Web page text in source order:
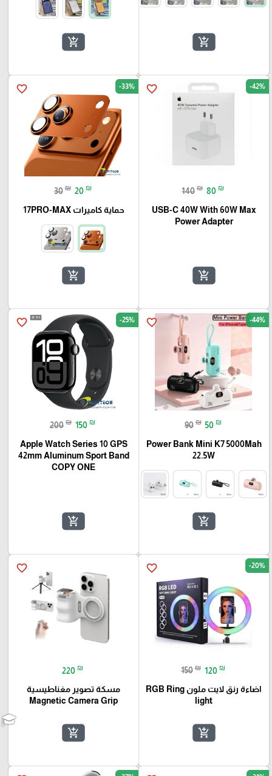
add_shopping_cart
add_shopping_cart
favorite_border -42%
140 ₪ 80 ₪
USB-C 40W With 60W Max
Power Adapter
add_shopping_cart
favorite_border -33%
30 ₪ 20 ₪
حماية كاميرات 17PRO-MAX
add_shopping_cart
favorite_border -44%
90 ₪ 50 ₪
Power Bank Mini K7 5000Mah
22.5W
add_shopping_cart
favorite_border -25%
200 ₪ 150 ₪
Apple Watch Series 10 GPS
42mm Aluminum Sport Band
COPY ONE
add_shopping_cart
favorite_border -20%
150 ₪ 120 ₪
اضاءة رنق لايت ملون RGB Ring
light
add_shopping_cart
favorite_border
220 ₪
مسكة تصوير مغناطيسية
Magnetic Camera Grip
add_shopping_cart